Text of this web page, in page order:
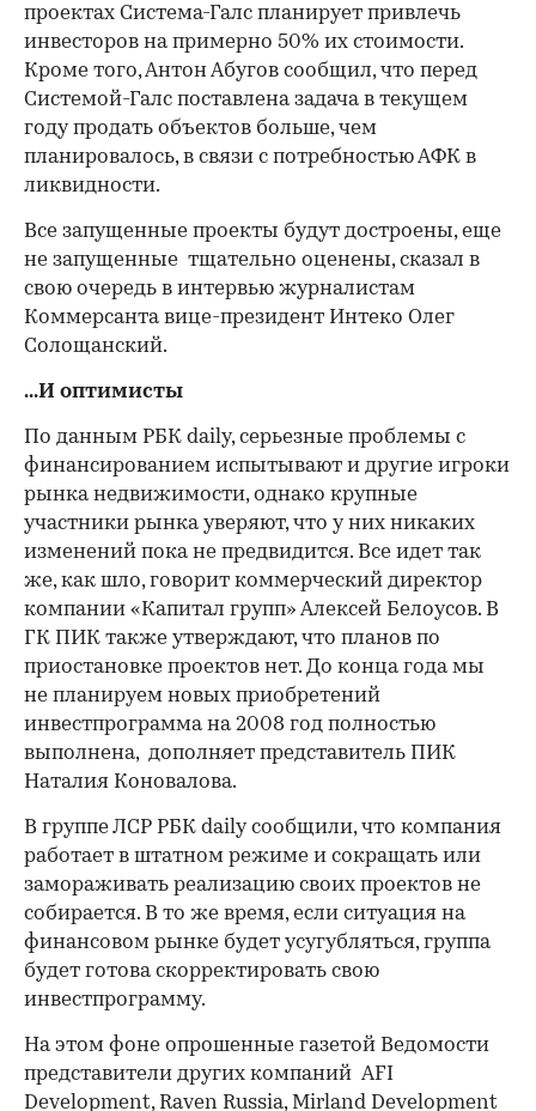
проектах Система-Галс планирует привлечь
инвесторов на примерно 50% их стоимости.
Кроме того, Антон Абугов сообщил, что перед
Системой-Галс поставлена задача в текущем
году продать объектов больше, чем
планировалось, в связи с потребностью АФК в
ликвидности.
Все запущенные проекты будут достроены, еще
не запущенные тщательно оценены, сказал в
свою очередь в интервью журналистам
Коммерсанта вице-президент Интеко Олег
Солощанский.
...И оптимисты
По данным РБК daily, серьезные проблемы с
финансированием испытывают и другие игроки
рынка недвижимости, однако крупные
участники рынка уверяют, что у них никаких
изменений пока не предвидится. Все идет так
же, как шло, говорит коммерческий директор
компании «Капитал групп» Алексей Белоусов. В
ГК ПИК также утверждают, что планов по
приостановке проектов нет. До конца года мы
не планируем новых приобретений
инвестпрограмма на 2008 год полностью
выполнена, дополняет представитель ПИК
Наталия Коновалова.
В группе ЛСР РБК daily сообщили, что компания
работает в штатном режиме и сокращать или
замораживать реализацию своих проектов не
собирается. В то же время, если ситуация на
финансовом рынке будет усугубляться, группа
будет готова скорректировать свою
инвестпрограмму.
На этом фоне опрошенные газетой Ведомости
представители других компаний AFI
Development, Raven Russia, Mirland Development